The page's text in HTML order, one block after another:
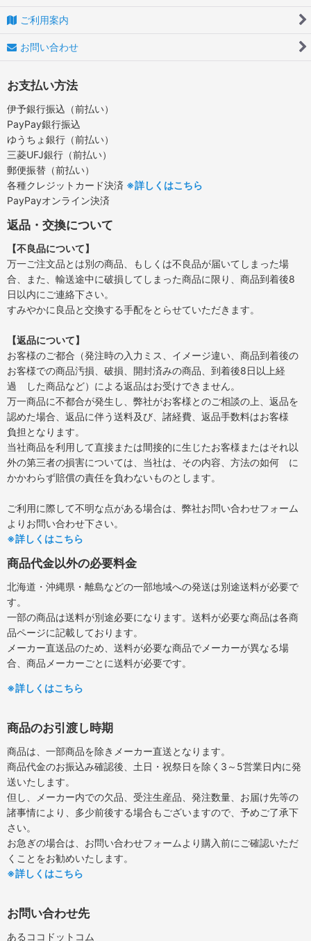
ご利用案内
お問い合わせ
お支払い方法
伊予銀行振込（前払い）
PayPay銀行振込
ゆうちょ銀行（前払い）
三菱UFJ銀行（前払い）
郵便振替（前払い）
各種クレジットカード決済 ※詳しくはこちら
PayPayオンライン決済
返品・交換について
【不良品について】
万一ご注文品とは別の商品、もしくは不良品が届いてしまった場
合、また、輸送途中に破損してしまった商品に限り、商品到着後8
日以内にご連絡下さい。
すみやかに良品と交換する手配をとらせていただきます。
【返品について】
お客様のご都合（発注時の入力ミス、イメージ違い、商品到着後の
お客様での商品汚損、破損、開封済みの商品、到着後8日以上経
過 した商品など）による返品はお受けできません。
万一商品に不都合が発生し、弊社がお客様とのご相談の上、返品を
認めた場合、返品に伴う送料及び、諸経費、返品手数料はお客様
負担となります。
当社商品を利用して直接または間接的に生じたお客様またはそれ以
外の第三者の損害については、当社は、その内容、方法の如何 に
かかわらず賠償の責任を負わないものとします。
ご利用に際して不明な点がある場合は、弊社お問い合わせフォーム
よりお問い合わせ下さい。
※詳しくはこちら
商品代金以外の必要料金
北海道・沖縄県・離島などの一部地域への発送は別途送料が必要で
す。
一部の商品は送料が別途必要になります。送料が必要な商品は各商
品ページに記載しております。
メーカー直送品のため、送料が必要な商品でメーカーが異なる場
合、商品メーカーごとに送料が必要です。
※詳しくはこちら
商品のお引渡し時期
商品は、一部商品を除きメーカー直送となります。
商品代金のお振込み確認後、土日・祝祭日を除く3～5営業日内に発
送いたします。
但し、メーカー内での欠品、受注生産品、発注数量、お届け先等の
諸事情により、多少前後する場合もございますので、予めご了承下
さい。
お急ぎの場合は、お問い合わせフォームより購入前にご確認いただ
くことをお勧めいたします。
※詳しくはこちら
お問い合わせ先
あるココドットコム